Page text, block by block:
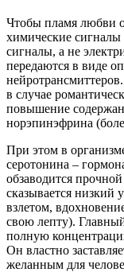
Чтобы пламя любви
химические
сигналы, а не
передаются в виде
в случае
повышение
норэпинэфрина
При этом в
серотонина –
обзаводится
сказывается низкий
взлетом,
свою лепту).
полную
Он властно
желанным для